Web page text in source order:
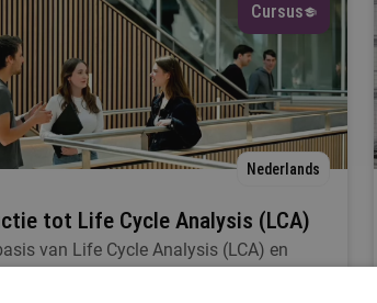
Cursus
Nederlands
tot Life Cycle Analysis (LCA)
van Life Cycle Analysis (LCA) en